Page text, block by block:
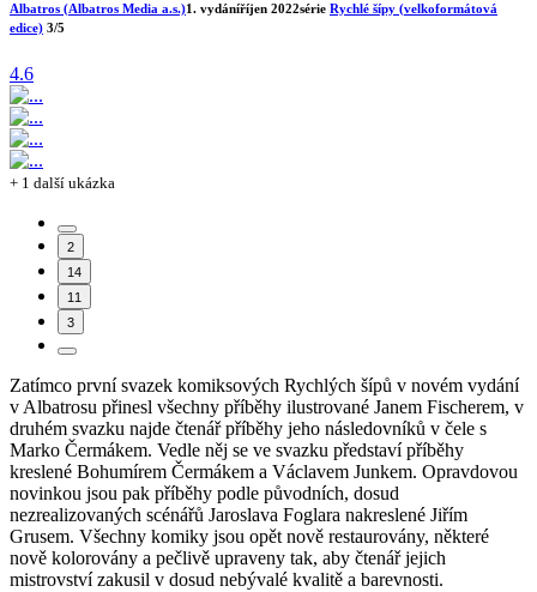
Albatros (Albatros Media a.s.)1. vydáníříjen 2022série Rychlé šípy (velkoformátová
edice) 3/5
4.6
+ 1 další ukázka
2
14
11
3
Zatímco první svazek komiksových Rychlých šípů v novém vydání
v Albatrosu přinesl všechny příběhy ilustrované Janem Fischerem, v
druhém svazku najde čtenář příběhy jeho následovníků v čele s
Marko Čermákem. Vedle něj se ve svazku představí příběhy
kreslené Bohumírem Čermákem a Václavem Junkem. Opravdovou
novinkou jsou pak příběhy podle původních, dosud
nezrealizovaných scénářů Jaroslava Foglara nakreslené Jiřím
Grusem. Všechny komiky jsou opět nově restaurovány, některé
nově kolorovány a pečlivě upraveny tak, aby čtenář jejich
mistrovství zakusil v dosud nebývalé kvalitě a barevnosti.